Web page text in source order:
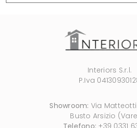
Interiors S.r.l.
P.Iva
Showroom: Via Matteotti
Busto Arsizio
Telefono: +39 0331